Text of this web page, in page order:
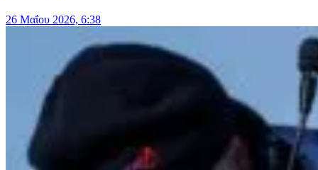
26 Μαΐου 2026, 6:38